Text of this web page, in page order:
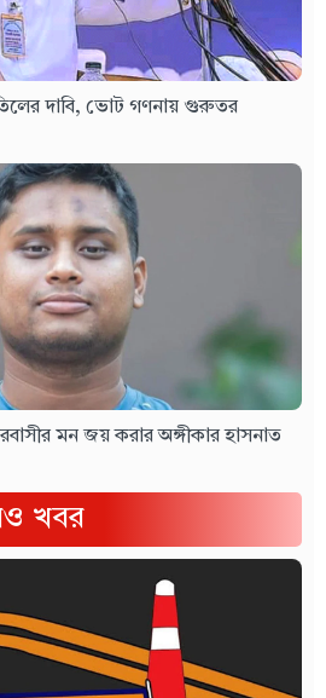
দাবি, ভোট গণনায় গুরুতর
মন জয় করার অঙ্গীকার হাসনাত
খবর